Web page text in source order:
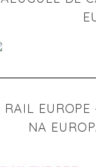
RAIL EUROPE
NA